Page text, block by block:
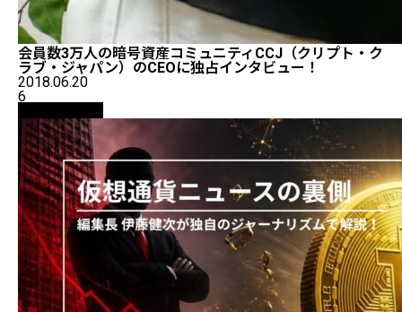
会員数3万人の暗号資産コミュニティCCJ（クリプト・ク
ラブ・ジャパン）のCEOに独占インタビュー！
2018.06.20
6